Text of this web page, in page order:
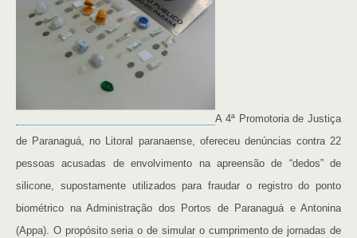
A 4ª Promotoria de Justiça
de Paranaguá, no Litoral paranaense, ofereceu denúncias contra 22
pessoas acusadas de envolvimento na apreensão de “dedos” de
silicone, supostamente utilizados para fraudar o registro do ponto
biométrico na Administração dos Portos de Paranaguá e Antonina
(Appa). O propósito seria o de simular o cumprimento de jornadas de